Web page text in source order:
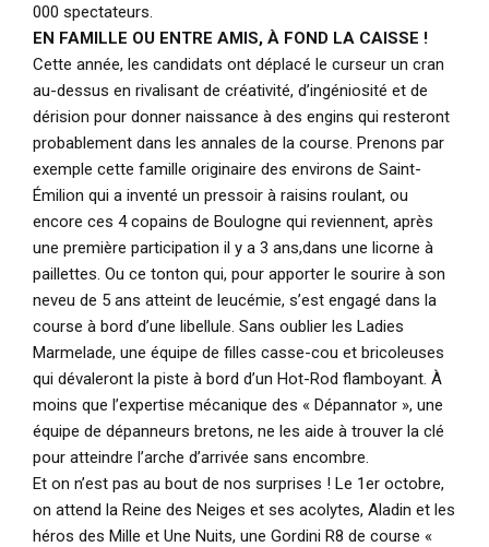
000 spectateurs.
EN FAMILLE OU ENTRE AMIS, À FOND LA CAISSE !
Cette année, les candidats ont déplacé le curseur un cran
au-dessus en rivalisant de créativité, d’ingéniosité et de
dérision pour donner naissance à des engins qui resteront
probablement dans les annales de la course. Prenons par
exemple cette famille originaire des environs de Saint-
Émilion qui a inventé un pressoir à raisins roulant, ou
encore ces 4 copains de Boulogne qui reviennent, après
une première participation il y a 3 ans,dans une licorne à
paillettes. Ou ce tonton qui, pour apporter le sourire à son
neveu de 5 ans atteint de leucémie, s’est engagé dans la
course à bord d’une libellule. Sans oublier les Ladies
Marmelade, une équipe de filles casse-cou et bricoleuses
qui dévaleront la piste à bord d’un Hot-Rod flamboyant. À
moins que l’expertise mécanique des « Dépannator », une
équipe de dépanneurs bretons, ne les aide à trouver la clé
pour atteindre l’arche d’arrivée sans encombre.
Et on n’est pas au bout de nos surprises ! Le 1er octobre,
on attend la Reine des Neiges et ses acolytes, Aladin et les
héros des Mille et Une Nuits, une Gordini R8 de course «